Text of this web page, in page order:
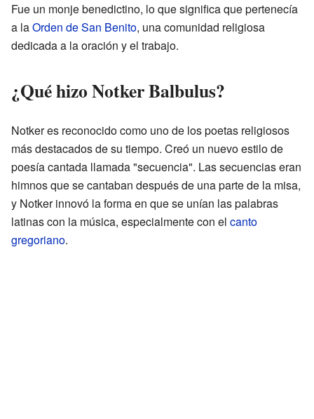
Fue un monje benedictino, lo que significa que pertenecía
a laOrden de San Benito, una comunidad religiosa
dedicada a la oración y el trabajo.
¿Qué hizo Notker Balbulus?
Notker es reconocido como uno de los poetas religiosos
más destacados de su tiempo. Creó un nuevo estilo de
poesía cantada llamada "secuencia". Las secuencias eran
himnos que se cantaban después de una parte de la misa,
y Notker innovó la forma en que se unían las palabras
latinas con la música, especialmente con el canto
gregoriano.